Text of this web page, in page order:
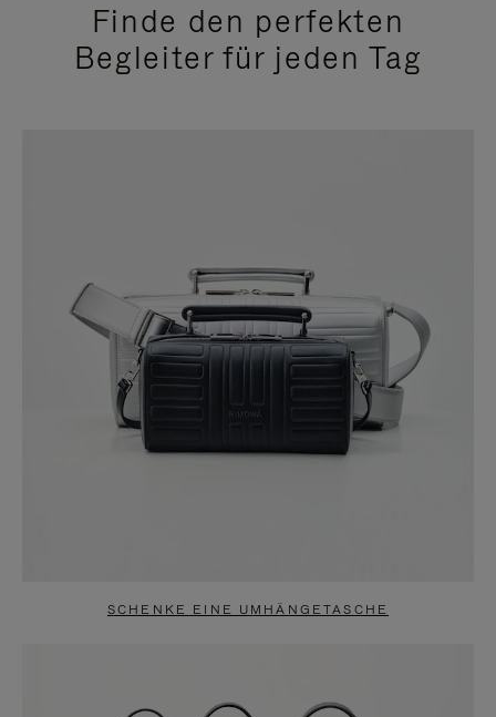
Finde den perfekten
Begleiter für jeden Tag
SCHENKE EINE UMHÄNGETASCHE